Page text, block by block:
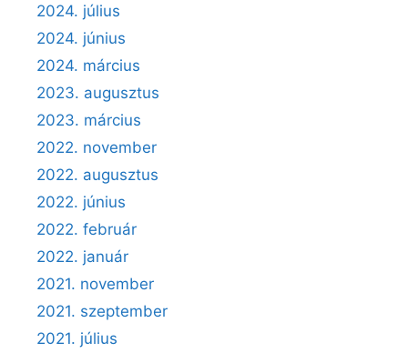
2024. július
2024. június
2024. március
2023. augusztus
2023. március
2022. november
2022. augusztus
2022. június
2022. február
2022. január
2021. november
2021. szeptember
2021. július